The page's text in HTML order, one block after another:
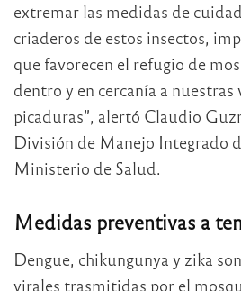
extremar las medidas de
criaderos de estos insectos,
que favorecen el refugio de
dentro y en cercanía a
picaduras”, alertó Claudio
División de Manejo Integrado
Ministerio de Salud.
Medidas preventivas a
Dengue, chikungunya y zika
virales trasmitidas por el